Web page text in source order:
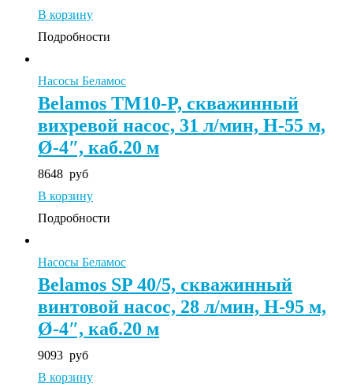
В корзину
Подробности
Насосы Беламос
Belamos ТМ10-P, скважинный
вихревой насос, 31 л/мин, Н-55 м,
Ø-4″, каб.20 м
8648 руб
В корзину
Подробности
Насосы Беламос
Belamos SP 40/5, скважинный
винтовой насос, 28 л/мин, Н-95 м,
Ø-4″, каб.20 м
9093 руб
В корзину